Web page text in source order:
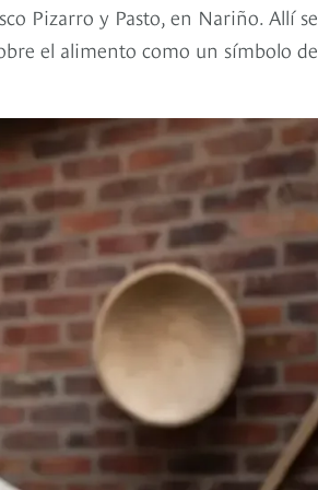
Pizarro y Pasto, en Nariño. Allí se
el alimento como un símbolo de